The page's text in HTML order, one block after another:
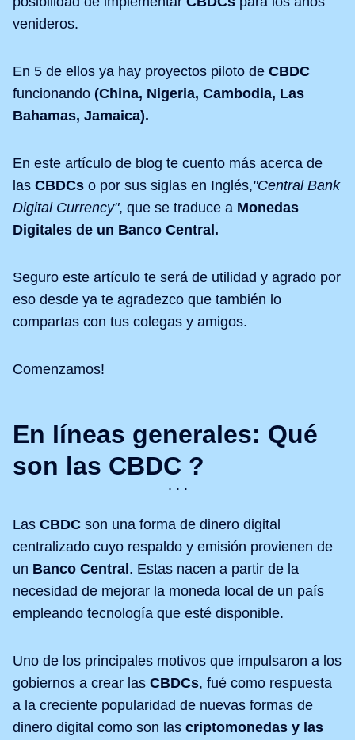
venideros.
En 5 de ellos ya hay proyectos piloto de CBDC
funcionando (China, Nigeria, Cambodia, Las
Bahamas, Jamaica).
En este artículo de blog te cuento más acerca de
las CBDCs o por sus siglas en Inglés,"Central Bank
Digital Currency", que se traduce a Monedas
Digitales de un Banco Central.
Seguro este artículo te será de utilidad y agrado por
eso desde ya te agradezco que también lo
compartas con tus colegas y amigos.
Comenzamos!
En líneas generales: Qué
son las CBDC ?
Las CBDC son una forma de dinero digital
centralizado cuyo respaldo y emisión provienen de
un Banco Central. Estas nacen a partir de la
necesidad de mejorar la moneda local de un país
empleando tecnología que esté disponible.
Uno de los principales motivos que impulsaron a los
gobiernos a crear las CBDCs, fué como respuesta
a la creciente popularidad de nuevas formas de
dinero digital como son las criptomonedas y las